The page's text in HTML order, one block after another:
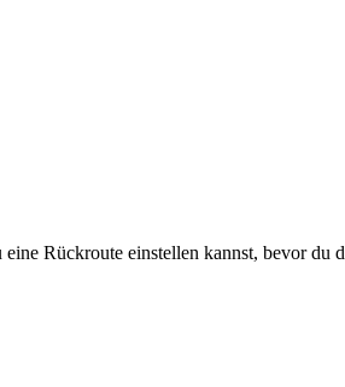
Rückroute einstellen kannst, bevor du